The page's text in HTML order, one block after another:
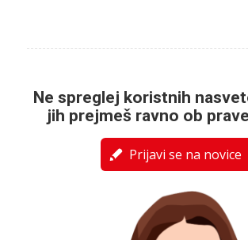
Ne spreglej koristnih
jih prejmeš ravno ob
Prijavi se na novice